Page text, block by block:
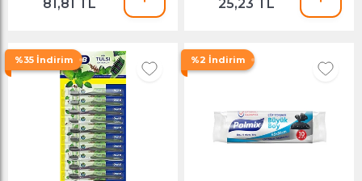
81,81 TL 25,23 TL
%35 İndirim %2 İndirim